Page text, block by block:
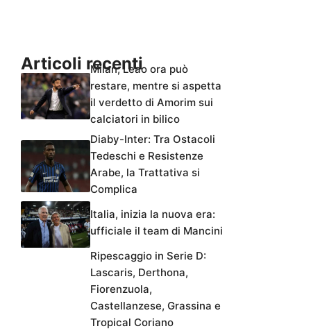
Articoli recenti
Milan, Leao ora può
restare, mentre si aspetta
il verdetto di Amorim sui
calciatori in bilico
Diaby-Inter: Tra Ostacoli
Tedeschi e Resistenze
Arabe, la Trattativa si
Complica
Italia, inizia la nuova era:
ufficiale il team di Mancini
Ripescaggio in Serie D:
Lascaris, Derthona,
Fiorenzuola,
Castellanzese, Grassina e
Tropical Coriano